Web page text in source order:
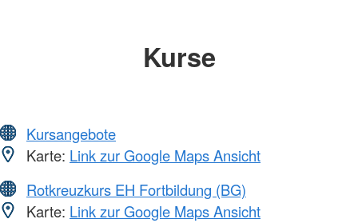
Kurse
Kursangebote
Karte: Link zur Google Maps Ansicht
Rotkreuzkurs EH Fortbildung (BG)
Karte: Link zur Google Maps Ansicht